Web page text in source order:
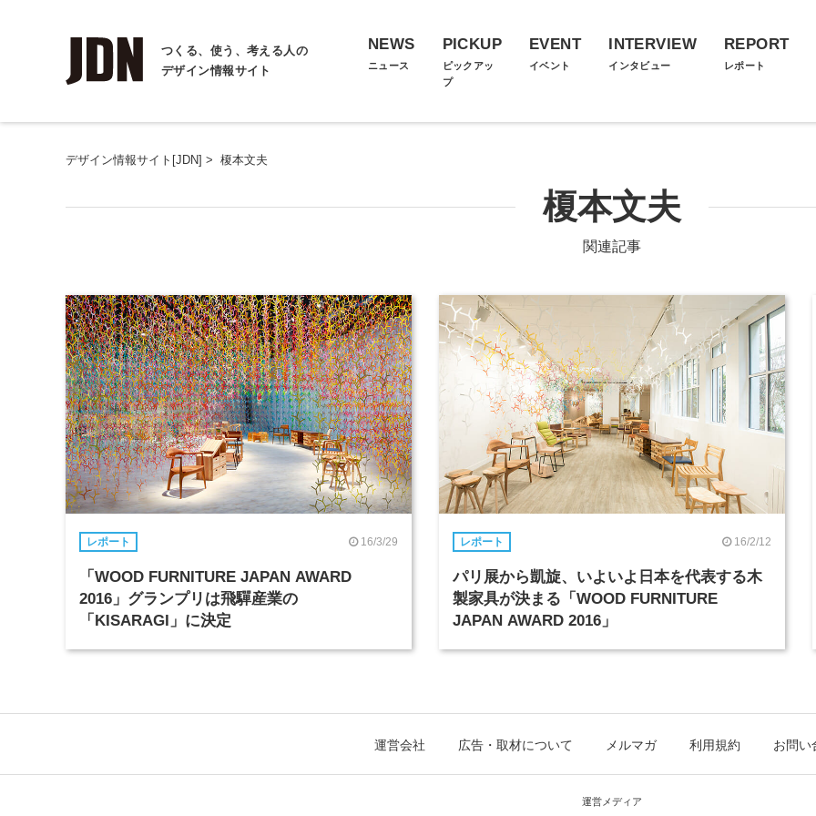
つくる、使う、考える人の
デザイン情報サイト
NEWS
ニュース
PICKUP
ピックアッ
プ
EVENT
イベント
INTERVIEW
インタビュー
REPORT
レポート
デザイン情報サイト[JDN] > 榎本文夫
榎本文夫
関連記事
レポート 16/3/29
「WOOD FURNITURE JAPAN AWARD
2016」グランプリは飛驒産業の
「KISARAGI」に決定
レポート 16/2/12
パリ展から凱旋、いよいよ日本を代表する木
製家具が決まる「WOOD FURNITURE
JAPAN AWARD 2016」
運営会社 広告・取材について メルマガ 利用規約 お問い
運営メディア